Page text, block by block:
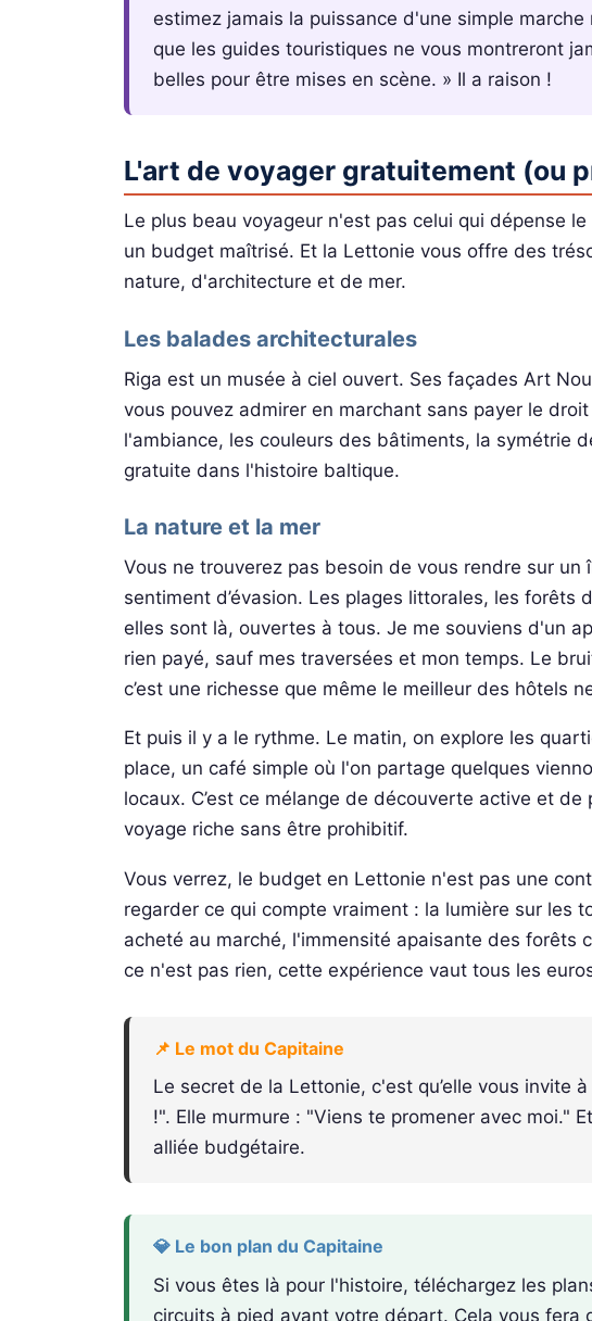
estimez jamais la puissance d'une simple
que les guides touristiques ne vous montreront
belles pour être mises en scène. » Il a raison !
L'art de voyager gratuitement (ou
Le plus beau voyageur n'est pas celui qui dépense
un budget maîtrisé. Et la Lettonie vous offre des
nature, d'architecture et de mer.
Les balades architecturales
Riga est un musée à ciel ouvert. Ses façades Art
vous pouvez admirer en marchant sans payer le
l'ambiance, les couleurs des bâtiments, la symétrie
gratuite dans l'histoire baltique.
La nature et la mer
Vous ne trouverez pas besoin de vous rendre sur un
sentiment d’évasion. Les plages littorales, les forêts
elles sont là, ouvertes à tous. Je me souviens d'un
rien payé, sauf mes traversées et mon temps. Le
c’est une richesse que même le meilleur des hôtels
Et puis il y a le rythme. Le matin, on explore les
place, un café simple où l'on partage quelques
locaux. C’est ce mélange de découverte active et
voyage riche sans être prohibitif.
Vous verrez, le budget en Lettonie n'est pas une
regarder ce qui compte vraiment : la lumière sur les
acheté au marché, l'immensité apaisante des forêts
ce n'est pas rien, cette expérience vaut tous les
📌 Le mot du Capitaine
Le secret de la Lettonie, c'est qu’elle vous invite
!". Elle murmure : "Viens te promener avec moi."
alliée budgétaire.
💎 Le bon plan du Capitaine
Si vous êtes là pour l'histoire, téléchargez les
circuits à pied avant votre départ. Cela vous fera